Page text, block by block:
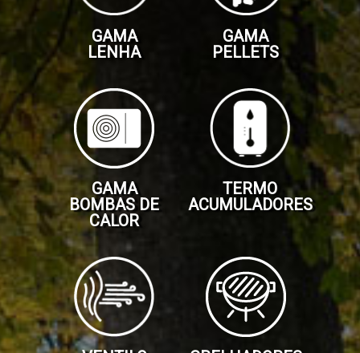
Serviços
Metalomecânica,
Corte
Laser
e
Quinagem
|
Olimatik
Gama
Bombas
de
Calor
GAMA
LENHA
GAMA
PELLETS
GAMA
BOMBAS DE
CALOR
TERMO
ACUMULADORES